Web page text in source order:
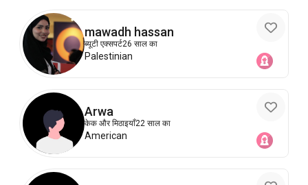
mawadh hassan
ब्यूटी एक्सपर्ट26 साल का
Palestinian
Arwa
केक और मिठाइयाँ22 साल का
American